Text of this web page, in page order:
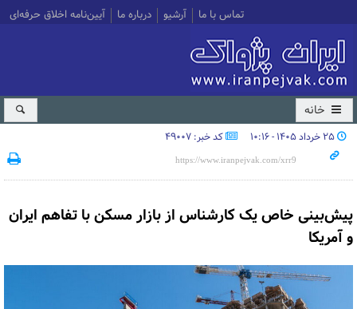
تماس با ما آرشیو درباره ما آیین‌نامه اخلاق حرفه‌ای
خانه
۲۵ خرداد ۱۴۰۵ - ۱۰:۱۶ کد خبر: 49007
پیش‌بینی خاص یک کارشناس از بازار مسکن با تفاهم ایران
و آمریکا